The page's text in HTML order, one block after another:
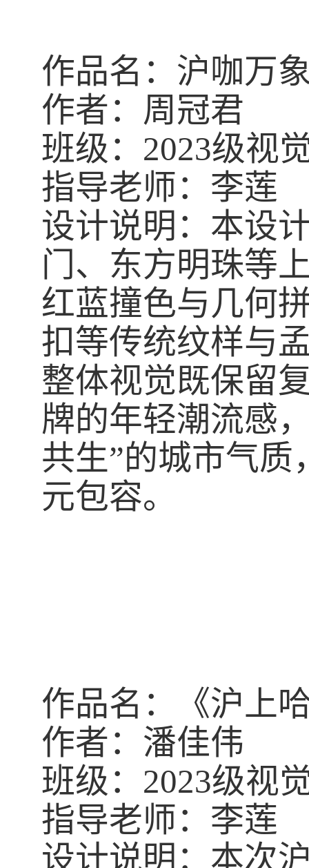
作品名： 沪咖万
作者： 周冠君
班级： 2023级视
指导老师：李莲
设计说明：本设
门、东方明珠等
红蓝撞色与几何
扣等传统纹样与
整体视觉既保留
牌的年轻潮流感
共生”的城市气
元包容。
作品名：《沪上
作者：潘佳伟
班级： 2023级视
指导老师：李莲
设计说明：本次